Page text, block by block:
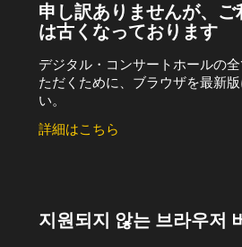
申し訳ありませんが、
は古くなっております
デジタル・コンサートホールの
ただくために、ブラウザを最新
い。
詳細はこちら
지원되지 않는 브라우저